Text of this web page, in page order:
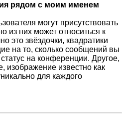
рядом с моим именем
могут присутствовать
из них может относиться к
это звёздочки, квадратики
на то, сколько сообщений вы
на конференции. Другое,
изображение известно как
для каждого